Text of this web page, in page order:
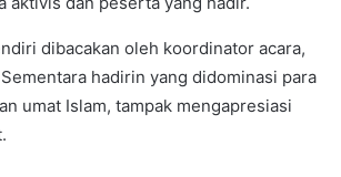
dibacakan oleh koordinator acara,
hadirin yang didominasi para
umat Islam, tampak mengapresiasi